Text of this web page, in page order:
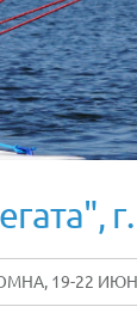
19-22